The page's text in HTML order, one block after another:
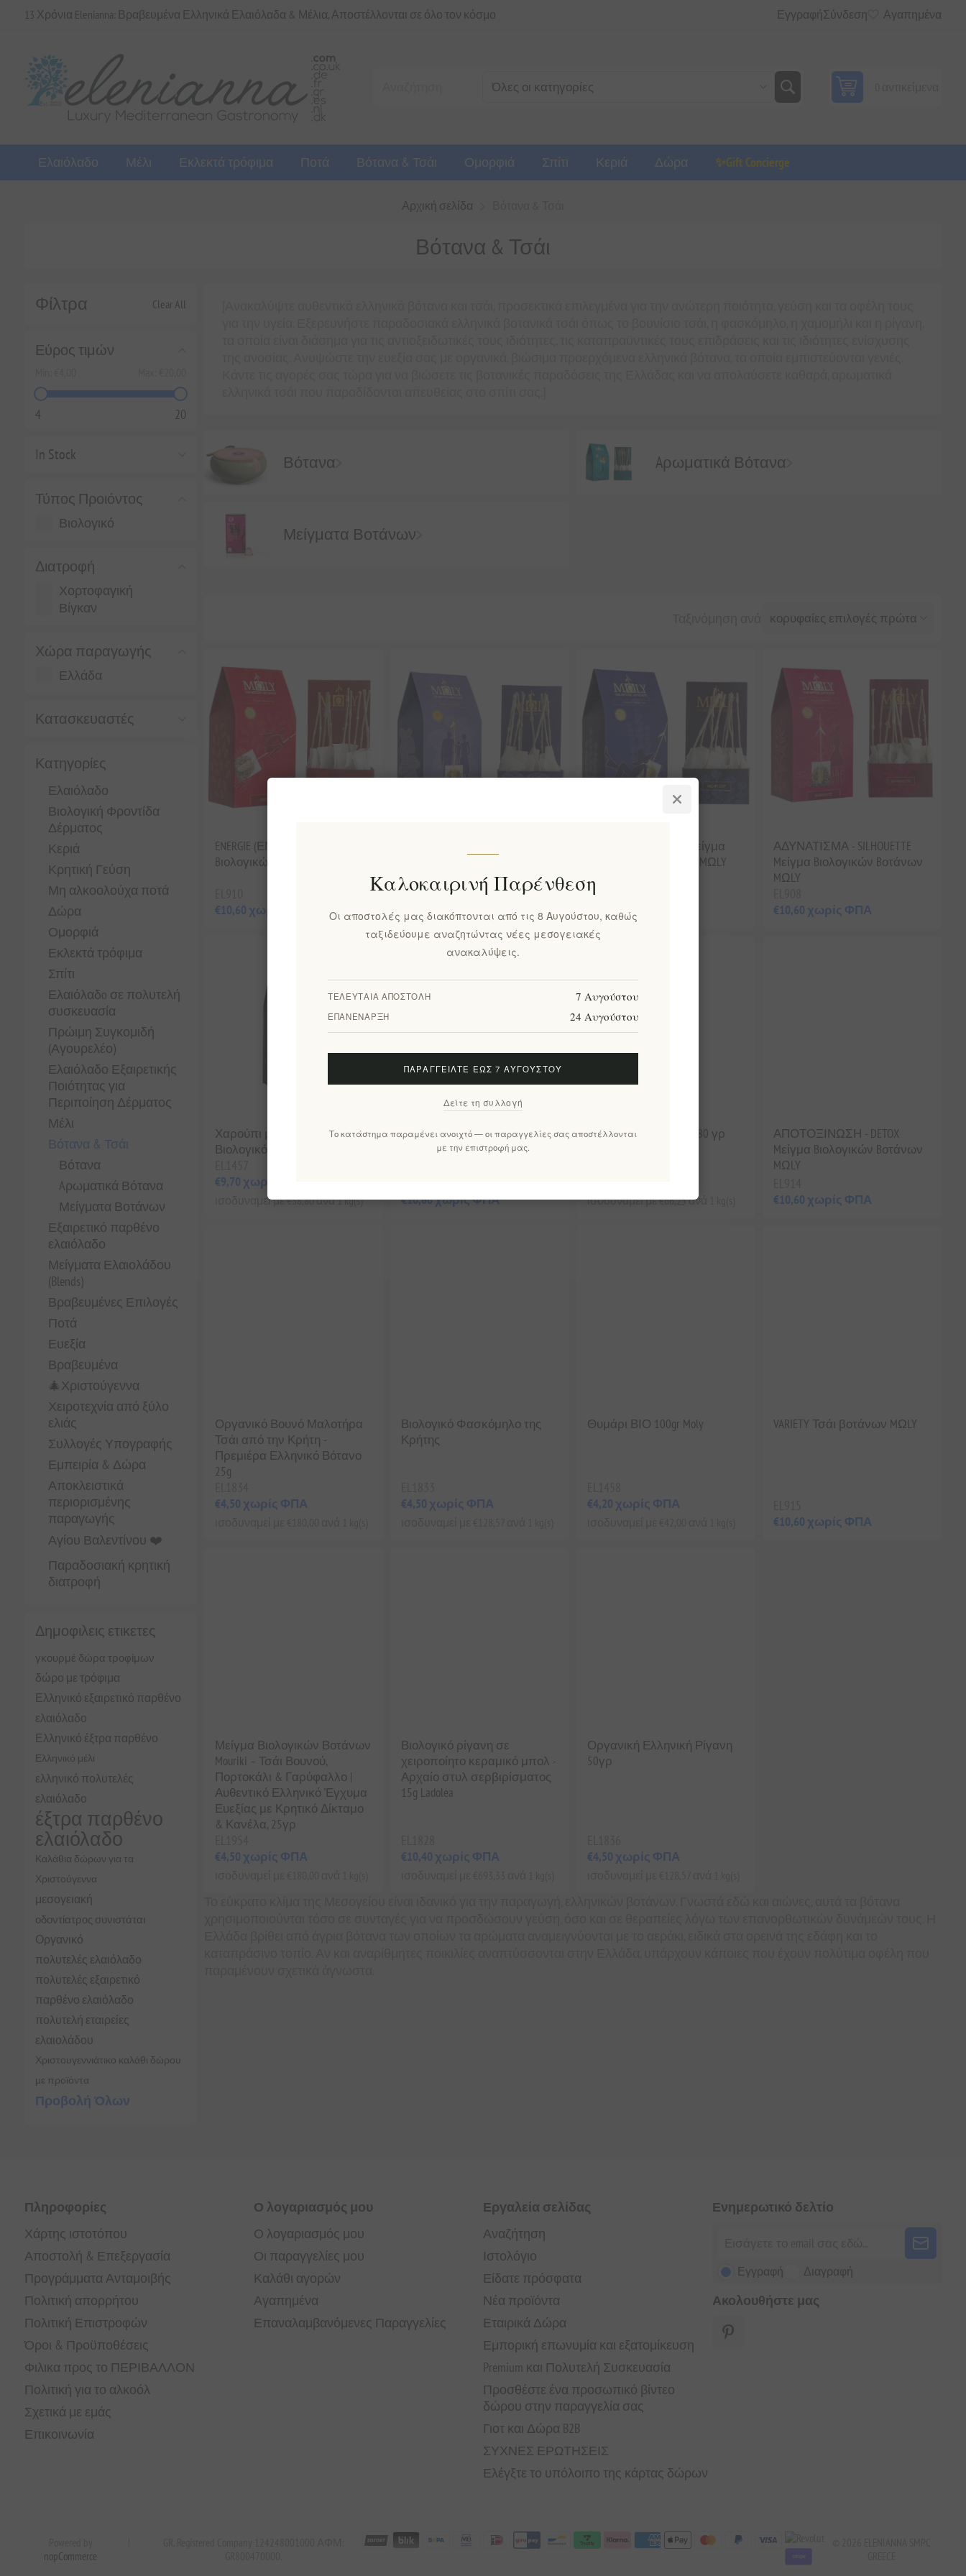
13 Χρόνια Elenianna: Βραβευμένα Ελληνικά Ελαιόλαδα & Μέλια, Αποστέλλονται σε όλο τον κόσμο ΕγγραφήΣύνδεση Αγαπημένα
Ελαιόλαδο Μέλι Εκλεκτά τρόφιμα Ποτά Βότανα & Τσάι Ομορφιά Σπίτι Κεριά Δώρα ✨Gift Concierge
Αρχική σελίδα
Φίλτρα Clear All
Εύρος τιμών
4 20
In Stock
Τύπος Προιόντος
Βιολογικό
Διατροφή
Χορτοφαγική
Βίγκαν
Χώρα παραγωγής
Ελλάδα
Κατασκευαστές
Κατηγορίες
Ελαιόλαδο
Βιολογική Φροντίδα
Δέρματος
Κεριά
Κρητική Γεύση
Μη αλκοολούχα ποτά
Δώρα
Ομορφιά
Εκλεκτά τρόφιμα
Σπίτι
Ελαιόλαδo σε πολυτελή
συσκευασία
Πρώιμη Συγκομιδή
(Αγουρελέο)
Ελαιόλαδο Εξαιρετικής
Ποιότητας για
Περιποίηση Δέρματος
Μέλι
Βότανα & Τσάι
Βότανα
Aρωματικά Βότανα
Μείγματα Βοτάνων
Εξαιρετικό παρθένο
ελαιόλαδο
Μείγματα Ελαιολάδου
(Blends)
Βραβευμένες Επιλογές
Ποτά
Ευεξία
Βραβευμένα
🎄Χριστούγεννα
Χειροτεχνία από ξύλο
ελιάς
Συλλογές Υπογραφής
Εμπειρία & Δώρα
Αποκλειστικά
περιορισμένης
παραγωγής
Αγίου Βαλεντίνου ❤️
Παραδοσιακή κρητική
διατροφή
Δημοφιλεις ετικετες
γκουρμέ δώρα τροφίμων
δώρο με τρόφιμα
Ελληνικό εξαιρετικό παρθένο
ελαιόλαδο
Ελληνικό έξτρα παρθένο
Ελληνικό μέλι
ελληνικό πολυτελές
ελαιόλαδο
έξτρα παρθένο
ελαιόλαδο
Καλάθια δώρων για τα
Χριστούγεννα
μεσογειακή
οδοντίατρος συνιστάται
Οργανικό
πολυτελές ελαιόλαδο
πολυτελές εξαιρετικό
παρθένο ελαιόλαδο
πολυτελή εταιρείες
ελαιολάδου
Χριστουγεννιάτικο καλάθι δώρου
με προϊόντα
Προβολή Όλων
Βότανα & Τσάι
Βότανα Aρωματικά Βότανα
Μείγματα Βοτάνων
ENERGIE (ΕΝΕΡΓΕΙΑ ) Mείγμα
Bιολογικών Bοτάνων MΩLY
€10,60 χωρίς ΦΠΑ
MΩLY
EL912
€10,60 χωρίς ΦΠΑ
ΥΠΝΟΣ - NIGHT CUP Mείγμα
Bιολογικών Bοτάνων MΩLY
EL913
€10,60 χωρίς ΦΠΑ
ΑΔΥΝΑΤΙΣΜΑ - SILHOUETTE
Mείγμα Bιολογικών Bοτάνων
MΩLY
€10,60 χωρίς ΦΠΑ
Χαρούπι με βότανα
Βιολογικό 250γρ Moly
€9,70 χωρίς ΦΠΑ
ισοδυναμεί με €38,80 ανά 1 kg(s)
ΧΑΛΑΡΩΣΗ - HARMONY
Mείγμα Bιολογικών Bοτάνων
€10,60 χωρίς ΦΠΑ
Χαμομήλι Βιολογικό 80 γρ
ισοδυναμεί με €66,25 ανά 1 kg(s)
ΑΠΟΤΟΞΙΝΩΣΗ - DETOX
Mείγμα Bιολογικών Bοτάνων
MΩLY
€10,60 χωρίς ΦΠΑ
Οργανικό Βουνό Μαλοτήρα
Τσάι από την Κρήτη -
Πρεμιέρα Ελληνικό Βότανο
25g
€4,50 χωρίς ΦΠΑ
Βιολογικό Φασκόμηλο της
Κρήτης
€4,50 χωρίς ΦΠΑ
Θυμάρι ΒΙΟ 100gr Moly
€4,20 χωρίς ΦΠΑ
VARIETY Τσάι βοτάνων MΩLY
€10,60 χωρίς ΦΠΑ
Μείγμα Βιολογικών Βοτάνων
Mouriki – Τσάι Βουνού,
Πορτοκάλι & Γαρύφαλλο |
Αυθεντικό Ελληνικό Έγχυμα
Ευεξίας με Κρητικό Δίκταμο
& Κανέλα, 25γρ
€4,50 χωρίς ΦΠΑ
Βιολογικό ρίγανη σε
χειροποίητο κεραμικό μπολ -
Αρχαίο στυλ σερβιρίσματος
15g Ladolea
€10,40 χωρίς ΦΠΑ
Οργανική Ελληνική Ρίγανη
50γρ
€4,50 χωρίς ΦΠΑ
Πληροφορίες
Χάρτης ιστοτόπου
Αποστολή & Επεξεργασία
Προγράμματα Ανταμοιβής
Πολιτική απορρήτου
Πολιτική Επιστροφών
Όροι & Προϋποθέσεις
Φιλικα προς το ΠΕΡΙΒΑΛΛΟΝ
Πολιτική για το αλκοόλ
Σχετικά με εμάς
Επικοινωνία
Ο λογαριασμός μου
Ο λογαριασμός μου
Οι παραγγελίες μου
Καλάθι αγορών
Αγαπημένα
Επαναλαμβανόμενες Παραγγελίες
Εργαλεία σελίδας
Αναζήτηση
Ιστολόγιο
Είδατε πρόσφατα
Νέα προϊόντα
Εταιρικά Δώρα
Εμπορική επωνυμία και εξατομίκευση
Premium και Πολυτελή Συσκευασία
Προσθέστε ένα προσωπικό βίντεο
δώρου στην παραγγελία σας
Γιοτ και Δώρα B2B
ΣΥΧΝΕΣ ΕΡΩΤΗΣΕΙΣ
Ελέγξτε το υπόλοιπο της κάρτας δώρων
Ενημερωτικό δελτίο
Εγγραφή Διαγραφή
Ακολουθήστε μας
nopCommerce
Καλοκαιρινή Παρένθεση
Οι αποστολές μας διακόπτονται από τις 8 Αυγούστου, καθώς
ταξιδεύουμε αναζητώντας νέες μεσογειακές
ανακαλύψεις.
ΤΕΛΕΥΤΑΊΑ ΑΠΟΣΤΟΛΉ 7 Αυγούστου
ΕΠΑΝΈΝΑΡΞΗ 24 Αυγούστου
ΠΑΡΑΓΓΕΊΛΤΕ ΈΩΣ 7 ΑΥΓΟΎΣΤΟΥ
Δείτε τη συλλογή
Το κατάστημα παραμένει ανοιχτό — οι παραγγελίες σας αποστέλλονται
με την επιστροφή μας.